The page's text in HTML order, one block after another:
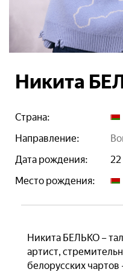
Никита
Страна:
Направление:
Дата рождения:
22
Место рождения:
Никита БЕЛЬКО –
артист,
белорусских